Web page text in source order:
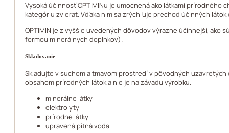
Vysoká účinnosť OPTIMINu je umocnená ako látkami
kategóriu zvierat. Vďaka nim sa zrýchľuje prechod účinných
OPTIMIN je z vyššie uvedených dôvodov výrazne účinnejší,
formou minerálnych doplnkov).
Skladovanie
Skladujte v suchom a tmavom prostredí v pôvodných
obsahom prírodných látok a nie je na závadu výrobku.
minerálne látky
elektrolyty
prírodné látky
upravená pitná voda